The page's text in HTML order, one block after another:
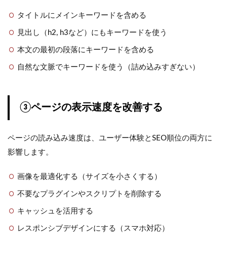
タイトルにメインキーワードを含める
見出し（h2, h3など）にもキーワードを使う
本文の最初の段落にキーワードを含める
自然な文脈でキーワードを使う（詰め込みすぎない）
③ページの表示速度を改善する
ページの読み込み速度は、ユーザー体験とSEO順位の両方に
影響します。
画像を最適化する（サイズを小さくする）
不要なプラグインやスクリプトを削除する
キャッシュを活用する
レスポンシブデザインにする（スマホ対応）